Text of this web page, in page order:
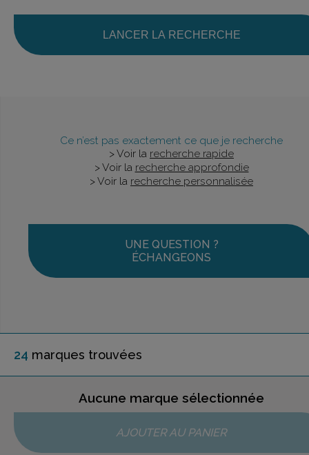
LANCER LA RECHERCHE
Ce n’est pas exactement ce que je recherche
> Voir la recherche rapide
> Voir la recherche approfondie
> Voir la recherche personnalisée
UNE QUESTION ?
ÉCHANGEONS
24 marques trouvées
Aucune marque sélectionnée
AJOUTER AU PANIER